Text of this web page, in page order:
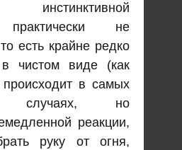
практически не
есть крайне редко
в чистом виде (как
в самых
случаях, но
реакции,
руку от огня,